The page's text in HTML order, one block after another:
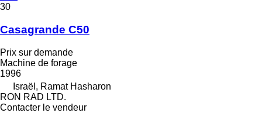
30
Casagrande C50
Prix sur demande
Machine de forage
1996
Israël, Ramat Hasharon
RON RAD LTD.
Contacter le vendeur